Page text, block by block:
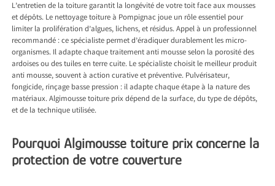
L’entretien de la toiture garantit la longévité de votre toit face aux mousses
et dépôts. Le nettoyage toiture à Pompignacjoue un rôle essentiel pour
limiter la prolifération d’algues, lichens, et résidus. Appel à un professionnel
recommandé : ce spécialiste permet d’éradiquer durablement les micro-
organismes. Il adapte chaque traitement anti mousse selon la porosité des
ardoises ou des tuiles en terre cuite. Le spécialiste choisit le meilleur produit
anti mousse, souvent à action curative et préventive. Pulvérisateur,
fongicide, rinçage basse pression : il adapte chaque étape à la nature des
matériaux. Algimousse toiture prix dépend de la surface, du type de dépôts,
et de la technique utilisée.
Pourquoi Algimousse toiture prix concerne la
protection de votre couverture